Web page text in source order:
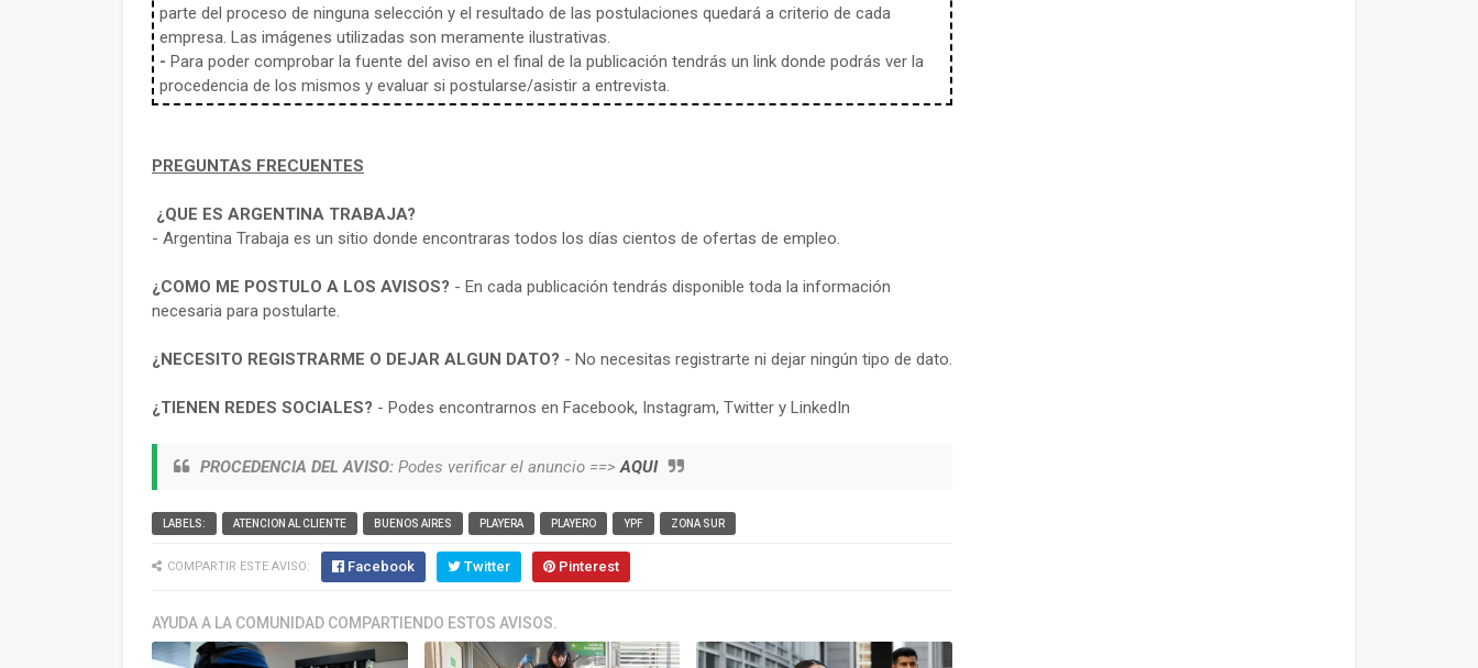
parte del proceso de ninguna selección y el resultado de las postulaciones quedará a criterio de cada
empresa. Las imágenes utilizadas son meramente ilustrativas.
- Para poder comprobar la fuente del aviso en el final de la publicación tendrás un link donde podrás ver la
procedencia de los mismos y evaluar si postularse/asistir a entrevista.
PREGUNTAS FRECUENTES
¿QUE ES ARGENTINA TRABAJA?
- Argentina Trabaja es un sitio donde encontraras todos los días cientos de ofertas de empleo.
¿COMO ME POSTULO A LOS AVISOS? - En cada publicación tendrás disponible toda la información
necesaria para postularte.
¿NECESITO REGISTRARME O DEJAR ALGUN DATO? - No necesitas registrarte ni dejar ningún tipo de dato.
¿TIENEN REDES SOCIALES? - Podes encontrarnos en Facebook, Instagram, Twitter y LinkedIn
PROCEDENCIA DEL AVISO: Podes verificar el anuncio ==>AQUI
LABELS: ATENCION AL CLIENTE BUENOS AIRES PLAYERA PLAYERO YPF ZONA SUR
COMPARTIR ESTE AVISO: Facebook Twitter Pinterest
AYUDA A LA COMUNIDAD COMPARTIENDO ESTOS AVISOS.